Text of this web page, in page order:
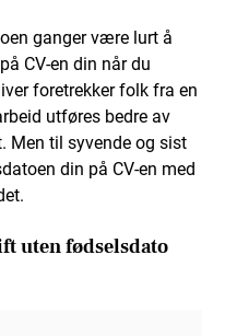
ganger være lurt å
CV-en din når du
foretrekker folk fra en
utføres bedre av
Men til syvende og sist
din på CV-en med
uten fødselsdato